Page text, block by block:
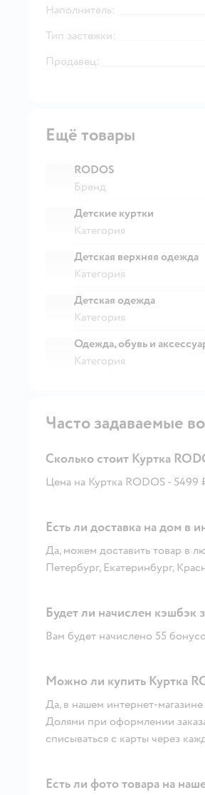
Наполнитель:
Тип застежки:
Продавец:
Ещё товары
RODOS
Бренд
Детские куртки
Категория
Детская верхняя одежда
Категория
Детская одежда
Категория
Одежда, обувь и
Категория
Часто задаваемые
Сколько стоит Куртка
Цена на Куртка RODOS - 5499
Есть ли доставка на дом в
Да, можем доставить товар в
Петербург, Екатеринбург,
Будет ли начислен кэшбэк
Вам будет начислено 55
Можно ли купить Куртка
Да, в нашем интернет-
Долями при оформлении
списываться с карты через
Есть ли фото товара на